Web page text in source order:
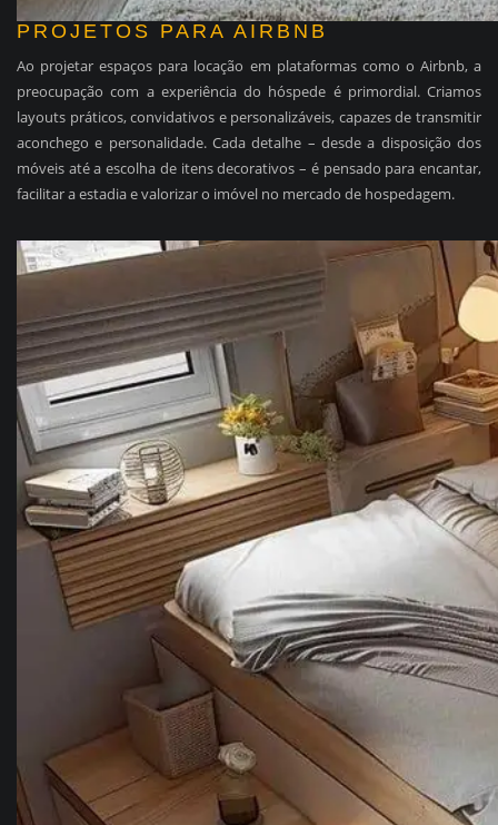
PROJETOS PARA AIRBNB
Ao projetar espaços para locação em plataformas como o Airbnb, a
preocupação com a experiência do hóspede é primordial. Criamos
layouts práticos, convidativos e personalizáveis, capazes de transmitir
aconchego e personalidade. Cada detalhe – desde a disposição dos
móveis até a escolha de itens decorativos – é pensado para encantar,
facilitar a estadia e valorizar o imóvel no mercado de hospedagem.